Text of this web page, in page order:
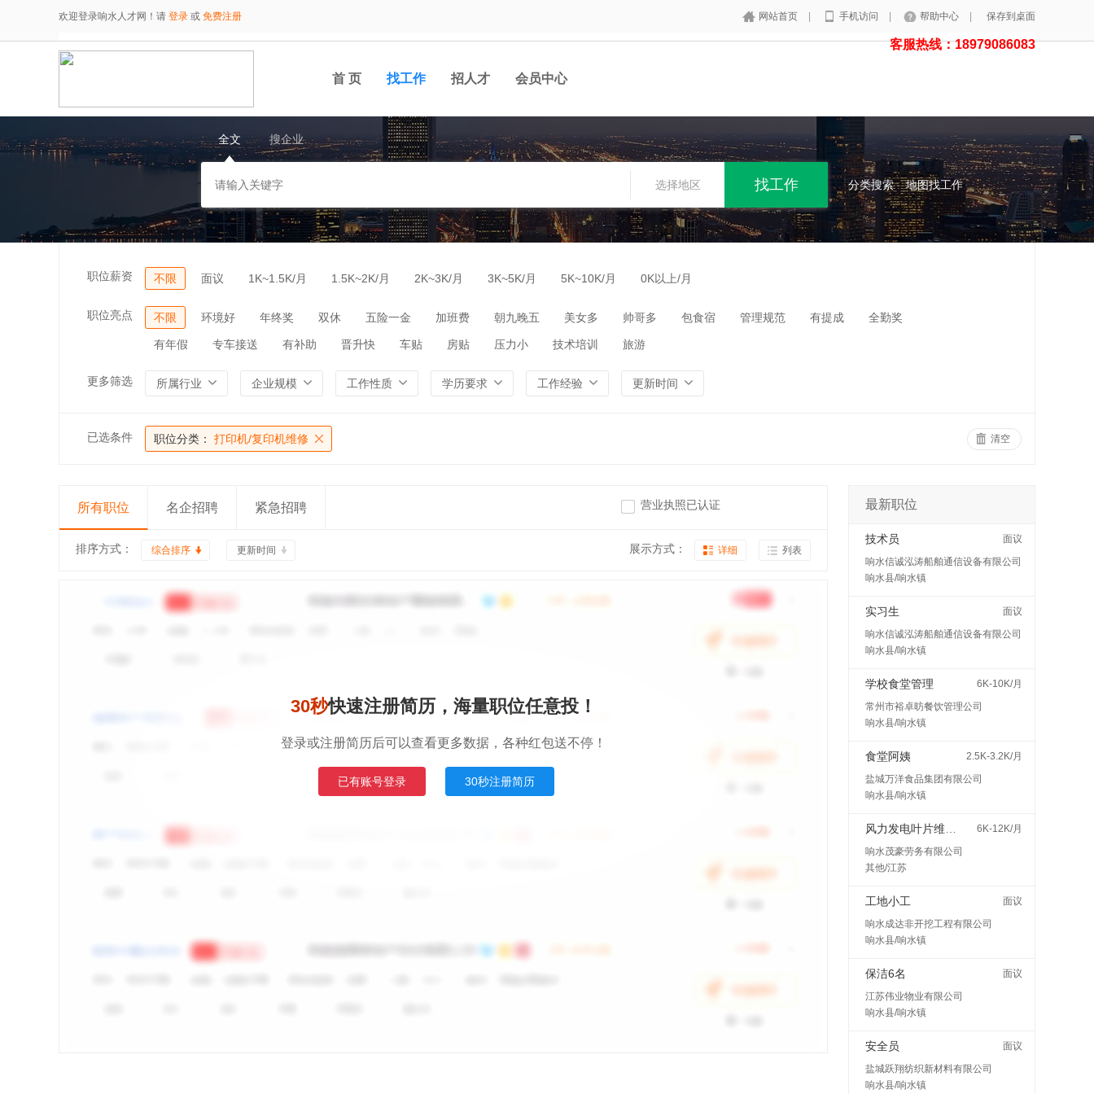
欢迎登录响水人才网！请 登录 或 免费注册 网站首页 手机访问 帮助中心 保存到桌面
客服热线：18979086083
首 页 找工作 招人才 会员中心
全文 搜企业
选择地区 分类搜索 地图找工作
职位薪资 不限 面议 1K~1.5K/月 1.5K~2K/月 2K~3K/月 3K~5K/月 5K~10K/月 0K以上/月
职位亮点 不限 环境好 年终奖 双休 五险一金 加班费 朝九晚五 美女多 帅哥多 包食宿 管理规范 有提成 全勤奖
有年假 专车接送 有补助 晋升快 车贴 房贴 压力小 技术培训 旅游
更多筛选 所属行业 企业规模 工作性质 学历要求 工作经验 更新时间
已选条件 职位分类： 打印机/复印机维修 清空
所有职位 名企招聘 紧急招聘 营业执照已认证
排序方式： 综合排序 更新时间 展示方式： 详细 列表
30秒快速注册简历，海量职位任意投！
登录或注册简历后可以查看更多数据，各种红包送不停！
已有账号登录 30秒注册简历
最新职位
技术员
面议
响水信诚泓涛船舶通信设备有限公司
响水县/响水镇
实习生
面议
响水信诚泓涛船舶通信设备有限公司
响水县/响水镇
学校食堂管理
6K-10K/月
常州市裕卓昉餐饮管理公司
响水县/响水镇
食堂阿姨
2.5K-3.2K/月
盐城万洋食品集团有限公司
响水县/响水镇
6K-12K/月
响水茂豪劳务有限公司
其他/江苏
工地小工
面议
响水成达非开挖工程有限公司
响水县/响水镇
保洁6名
面议
江苏伟业物业有限公司
响水县/响水镇
安全员
面议
盐城跃翔纺织新材料有限公司
响水县/响水镇